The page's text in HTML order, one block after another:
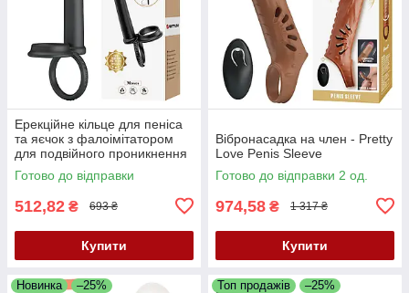
Ерекційне кільце для пеніса
та яєчок з фалоімітатором
для подвійного проникнення
Pretty Love Moses Black
Готово до відправки
512,82 ₴ 693 ₴
Купити
Вібронасадка на член - Pretty
Love Penis Sleeve
Готово до відправки 2 од.
974,58 ₴ 1 317 ₴
Купити
Новинка –25% Топ продажів –25%